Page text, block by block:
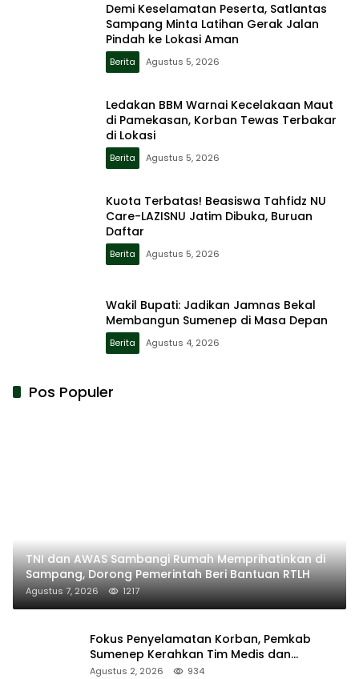
Demi Keselamatan Peserta, Satlantas
Sampang Minta Latihan Gerak Jalan
Pindah ke Lokasi Aman
Berita Agustus 5, 2026
Ledakan BBM Warnai Kecelakaan Maut
di Pamekasan, Korban Tewas Terbakar
di Lokasi
Berita Agustus 5, 2026
Kuota Terbatas! Beasiswa Tahfidz NU
Care-LAZISNU Jatim Dibuka, Buruan
Daftar
Berita Agustus 5, 2026
Wakil Bupati: Jadikan Jamnas Bekal
Membangun Sumenep di Masa Depan
Berita Agustus 4, 2026
Pos Populer
TNI dan AWAS Sambangi Rumah Memprihatinkan di
Sampang, Dorong Pemerintah Beri Bantuan RTLH
Agustus 7, 2026 1217
Fokus Penyelamatan Korban, Pemkab
Sumenep Kerahkan Tim Medis dan
Ambulans ke Pelabuhan Kalianget
Agustus 2, 2026 934